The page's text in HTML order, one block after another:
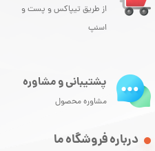
از طریق تیپاکس و پست و
اسنپ
درباره فروشگاه ما
پشتیبانی و مشاوره
مشاوره محصول